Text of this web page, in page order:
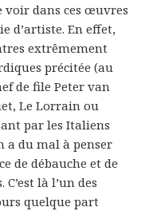
voir dans ces œuvres
d’artiste. En effet,
extrêmement
précitée (au
de file Peter van
Le Lorrain ou
par les Italiens
a du mal à penser
de débauche et de
là l’un des
quelque part